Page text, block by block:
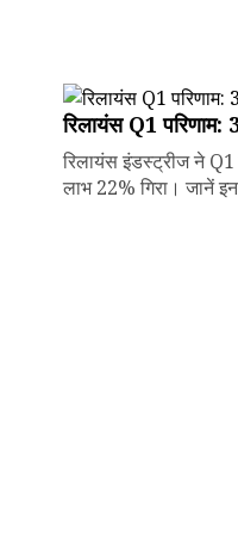
रिलायंस Q1 परिणाम:
रिलायंस इंडस्ट्रीज ने Q1
लाभ 22% गिरा। जानें